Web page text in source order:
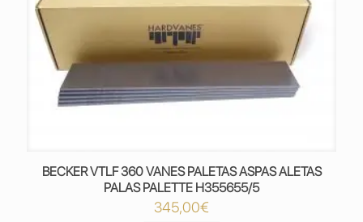
BECKER VTLF 360 VANES PALETAS ASPAS ALETAS
PALAS PALETTE H355655/5
345,00€